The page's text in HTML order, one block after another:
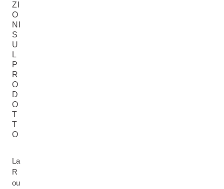
ZI
O
NI
S
U
L
P
R
O
D
O
T
T
O
La
R
ou